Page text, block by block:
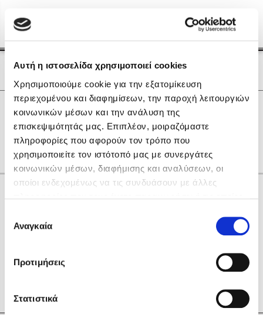
Αυτή η ιστοσελίδα χρησιμοποιεί cookies
Χρησιμοποιούμε cookie για την εξατομίκευση
περιεχομένου και διαφημίσεων, την παροχή λειτουργιών
κοινωνικών μέσων και την ανάλυση της
επισκεψιμότητάς μας. Επιπλέον, μοιραζόμαστε
πληροφορίες που αφορούν τον τρόπο που
χρησιμοποιείτε τον ιστότοπό μας με συνεργάτες
κοινωνικών μέσων, διαφήμισης και αναλύσεων, οι
οποίοι ενδεχομένως να τις συνδυάσουν με άλλες
των υπηρεσιών τους. Αν συνεχίσετε να χρησιμοποιείτε
την ιστοσελίδα μας, συναινείτε στη χρήση των cookies
συγκατάθεσης
Αναγκαία
Προτιμήσεις
Στατιστικά
Δημοφιλή Βιβλία
Lidia Branković
Το ξενοδοχείο των συναισθημάτων
Οι Συγγραφείς μας
0 Αποτελέσματα
C D I R Γ Δ Η Θ Ο Σ